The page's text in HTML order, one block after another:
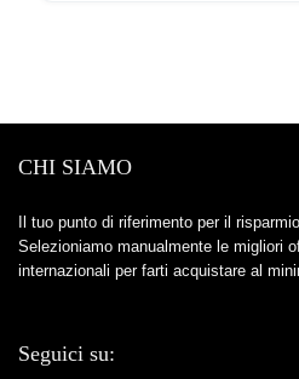
CHI SIAMO
Il tuo punto di riferimento per il
Selezioniamo manualmente le migliori
internazionali per farti acquistare al
Seguici su: